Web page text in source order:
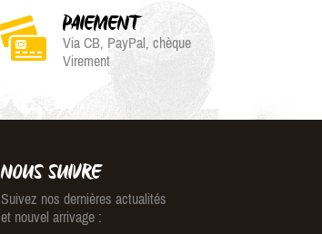
PAIEMENT
Via CB, PayPal, chèque
Virement
NOUS SUIVRE
Suivez nos dernières actualités
et nouvel arrivage :